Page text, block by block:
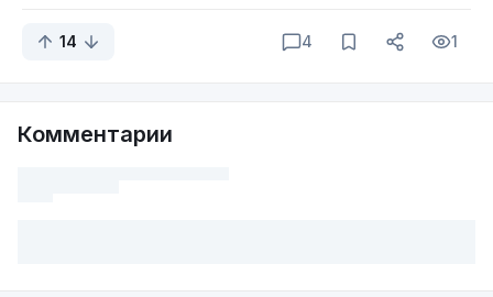
14 4 1
Комментарии